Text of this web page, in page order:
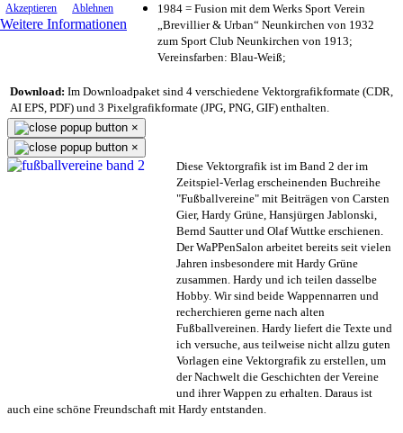
Akzeptieren Ablehnen
Weitere Informationen
1984 = Fusion mit dem Werks Sport Verein
„Brevillier & Urban“ Neunkirchen von 1932
zum Sport Club Neunkirchen von 1913;
Vereinsfarben: Blau-Weiß;
Download: Im Downloadpaket sind 4 verschiedene Vektorgrafikformate (CDR,
AI EPS, PDF) und 3 Pixelgrafikformate (JPG, PNG, GIF) enthalten.
×
×
Diese Vektorgrafik ist im Band 2 der im
Zeitspiel-Verlag erscheinenden Buchreihe
"Fußballvereine" mit Beiträgen von Carsten
Gier, Hardy Grüne, Hansjürgen Jablonski,
Bernd Sautter und Olaf Wuttke erschienen.
Der WaPPenSalon arbeitet bereits seit vielen
Jahren insbesondere mit Hardy Grüne
zusammen. Hardy und ich teilen dasselbe
Hobby. Wir sind beide Wappennarren und
recherchieren gerne nach alten
Fußballvereinen. Hardy liefert die Texte und
ich versuche, aus teilweise nicht allzu guten
Vorlagen eine Vektorgrafik zu erstellen, um
der Nachwelt die Geschichten der Vereine
und ihrer Wappen zu erhalten. Daraus ist
auch eine schöne Freundschaft mit Hardy entstanden.